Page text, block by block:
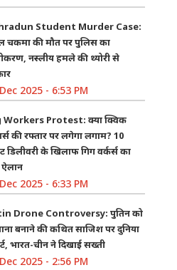
Student Murder Case:
चकमा की मौत पर पुलिस का
नस्लीय हमले की थ्योरी से
2025 - 6:53 PM
Workers Protest: क्या क्विक
की रफ्तार पर लगेगा लगाम? 10
डिलीवरी के खिलाफ गिग वर्कर्स का
ऐलान
2025 - 6:33 PM
Drone Controversy: पुतिन को
बनाने की कथित साजिश पर दुनिया
भारत-चीन ने दिखाई सख्ती
2025 - 2:56 PM